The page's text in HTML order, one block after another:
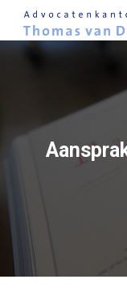
content